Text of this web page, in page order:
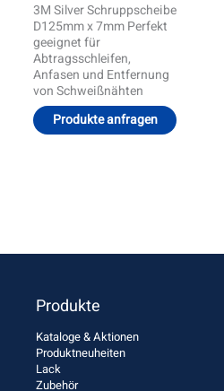
3M Silver Schruppscheibe
D125mm x 7mm Perfekt
geeignet für
Abtragsschleifen,
Anfasen und Entfernung
von Schweißnähten
Produkte anfragen
Produkte
Kataloge & Aktionen
Produktneuheiten
Lack
Zubehör